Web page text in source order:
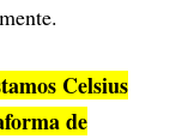
Celsius
de